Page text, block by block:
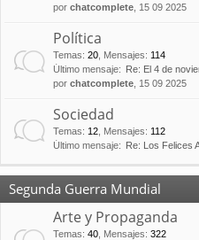
por chatcomplete , 15 09 2025
Política
Temas: 20 Mensajes: 114
Último mensaje:
Re: El 4 de
por chatcomplete , 15 09 2025
Sociedad
Temas: 12 Mensajes: 112
Último mensaje:
Re: Los Felices
Segunda Guerra Mundial
Arte y Propaganda
Temas: 40 Mensajes: 322